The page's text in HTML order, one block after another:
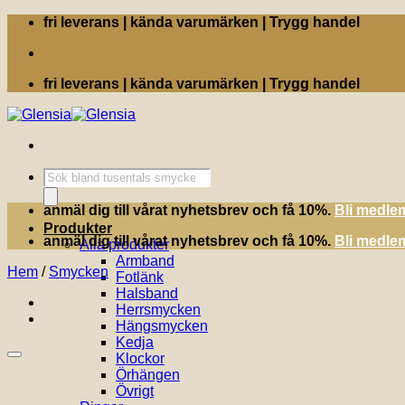
Skip
content
fri leverans | kända varumärken | Trygg handel
fri leverans | kända varumärken | Trygg handel
Produktsökning
Produkter
Alla produkter
Armband
Fotlänk
Halsband
Herrsmycken
Hängsmycken
Kedja
Klockor
Örhängen
Övrigt
anmäl dig till vårat nyhetsbrev och få 10%. Bli
anmäl dig till vårat nyhetsbrev och få 10%. Bli
Hem / Smycken